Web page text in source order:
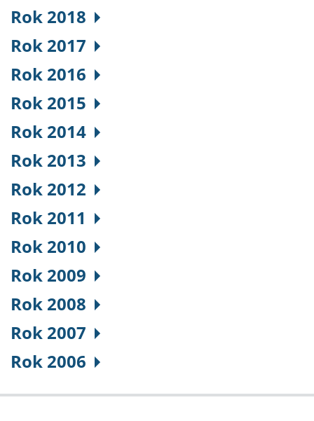
Rok 2018
Rok 2017
Rok 2016
Rok 2015
Rok 2014
Rok 2013
Rok 2012
Rok 2011
Rok 2010
Rok 2009
Rok 2008
Rok 2007
Rok 2006